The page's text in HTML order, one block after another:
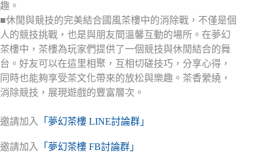
趣。
■休閒與競技的完美結合國風茶樓中的消除戰，不僅是個
人的競技挑戰，也是與朋友間溫馨互動的場所。在夢幻
茶樓中，茶樓為玩家們提供了一個競技與休閒結合的舞
台。好友可以在這里相聚，互相切磋技巧，分享心得，
同時也能夠享受茶文化帶來的放松與樂趣。茶香縈繞，
消除競技，展現遊戲的豐富層次。
邀請加入 「夢幻茶樓 LINE討論群」
邀請加入 「夢幻茶樓 FB討論群」